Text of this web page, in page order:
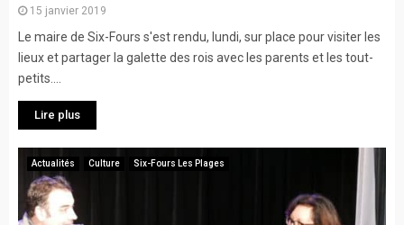
15 janvier 2019
Le maire de Six-Fours s'est rendu, lundi, sur place pour visiter les
lieux et partager la galette des rois avec les parents et les tout-
petits....
Lire plus
Actualités Culture Six-Fours Les Plages